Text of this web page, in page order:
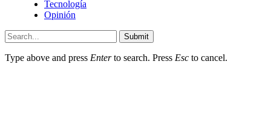
Tecnología
Opinión
Submit
Type above and press Enterto search. Press Esc to cancel.